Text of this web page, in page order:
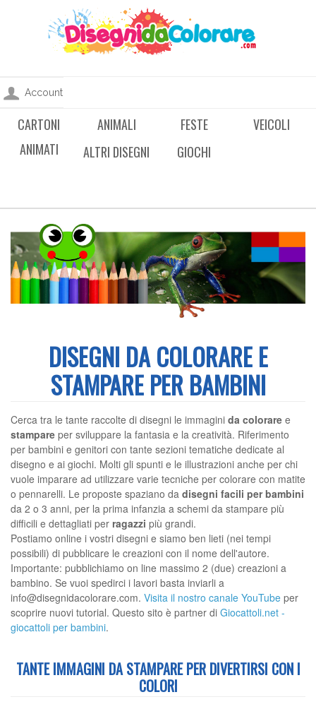
Account
CARTONI
ANIMATI
ANIMALI FESTE
VEICOLI
ALTRI DISEGNI
GIOCHI
DISEGNI DA COLORARE E
STAMPARE PER BAMBINI
Cerca tra le tante raccolte di disegni le immagini da colorare e
stampare per sviluppare la fantasia e la creatività. Riferimento
per bambini e genitori con tante sezioni tematiche dedicate al
disegno e ai giochi. Molti gli spunti e le illustrazioni anche per chi
vuole imparare ad utilizzare varie tecniche per colorare con matite
o pennarelli. Le proposte spaziano da disegni facili per bambini
da 2 o 3 anni, per la prima infanzia a schemi da stampare più
difficili e dettagliati per ragazzi più grandi.
Postiamo online i vostri disegni e siamo ben lieti (nei tempi
possibili) di pubblicare le creazioni con il nome dell'autore.
Importante: pubblichiamo on line massimo 2 (due) creazioni a
bambino. Se vuoi spedirci i lavori basta inviarli a
info@disegnidacolorare.com. Visita il nostro canale YouTube per
scoprire nuovi tutorial. Questo sito è partner di Giocattoli.net -
giocattoli per bambini.
TANTE IMMAGINI DA STAMPARE PER DIVERTIRSI CON I
COLORI